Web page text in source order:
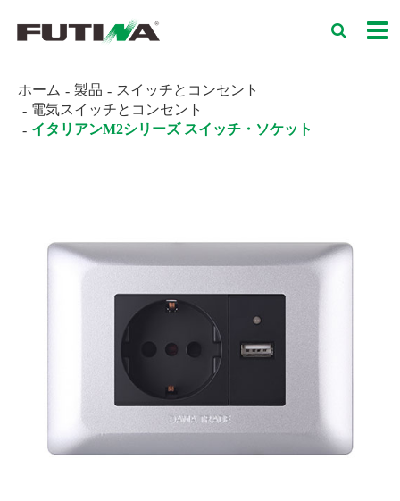
ホーム 製品
スイッチとコンセント
電気スイッチとコンセント
イタリアンM2シリーズ スイッチ・ソケット